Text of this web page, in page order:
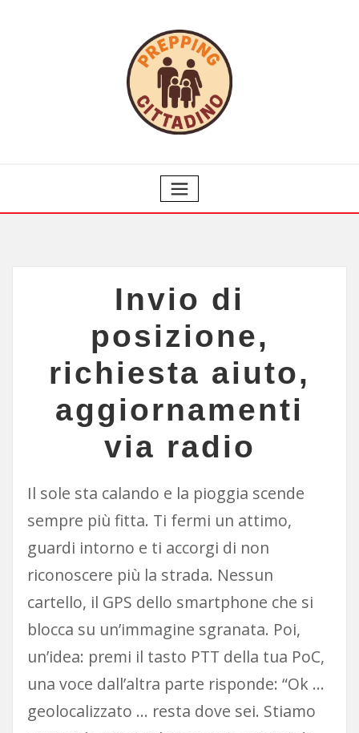
Invio di
posizione,
richiesta aiuto,
aggiornamenti
via radio
Il sole sta calando e la pioggia scende
sempre più fitta. Ti fermi un attimo,
guardi intorno e ti accorgi di non
riconoscere più la strada. Nessun
cartello, il GPS dello smartphone che si
blocca su un’immagine sgranata. Poi,
un’idea: premi il tasto PTT della tua PoC,
una voce dall’altra parte risponde: “Ok …
geolocalizzato … resta dove sei. Stiamo